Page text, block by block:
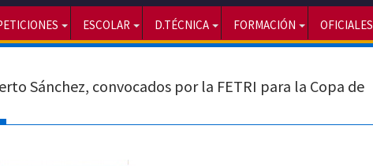
ESCOLAR D.TÉCNICA FORMACIÓN OFICIALES
Sánchez, convocados por la FETRI para la Copa de